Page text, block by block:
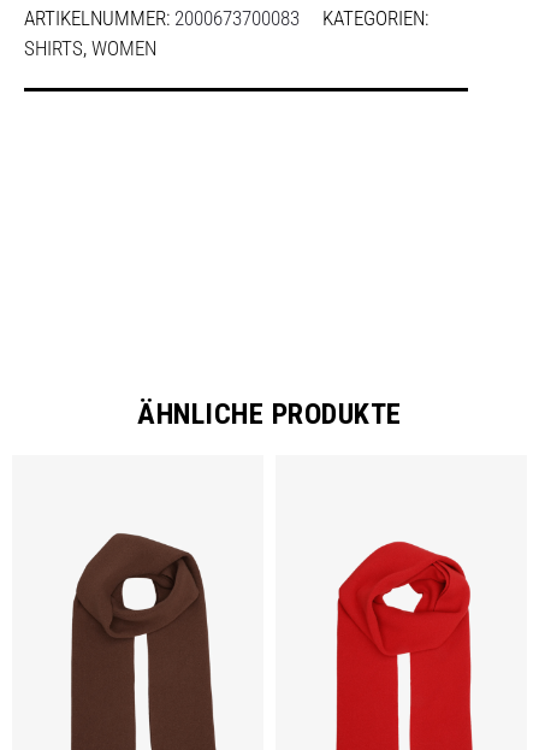
ARTIKELNUMMER: 2000673700083
KATEGORIEN:
SHIRTS, WOMEN
ÄHNLICHE PRODUKTE